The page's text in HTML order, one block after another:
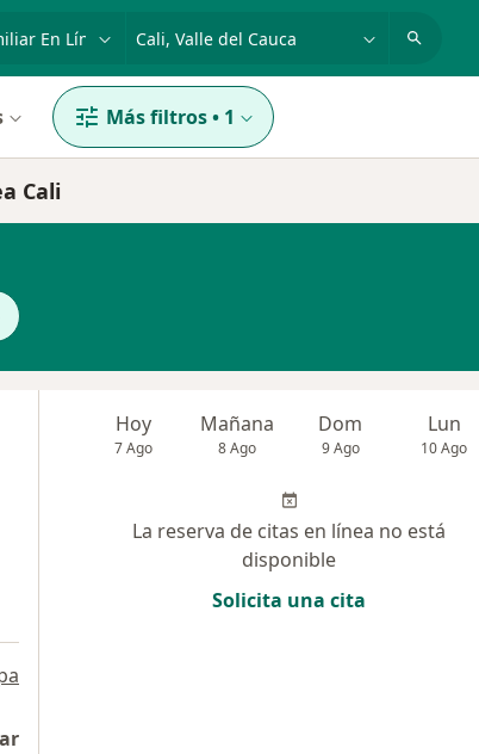
o nombre
Más filtros• 1
Cali
Hoy
7 Ago
Mañana
8 Ago
Dom
9 Ago
Lun
10 Ago
La reserva de citas en línea no está
disponible
Solicita una cita